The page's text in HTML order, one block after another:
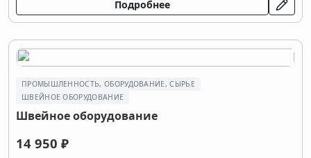
Подробнее
ПРОМЫШЛЕННОСТЬ, ОБОРУДОВАНИЕ, СЫРЬЕ
ШВЕЙНОЕ ОБОРУДОВАНИЕ
Швейное оборудование
14 950 ₽